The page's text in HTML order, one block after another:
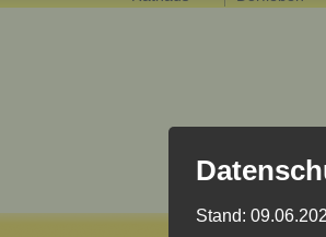
Stand: